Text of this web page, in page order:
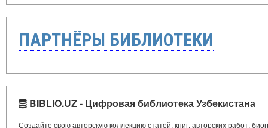
ПАРТНЁРЫ БИБЛИОТЕКИ
BIBLIO.UZ - Цифровая библиотека Узбекистана
Создайте свою авторскую коллекцию статей, книг, авторских работ,